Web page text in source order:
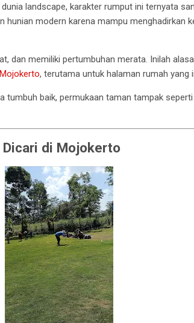
landscape, karakter rumput ini ternyata
hunian modern karena mampu menghadirkan
dan memiliki pertumbuhan merata. Inilah
Mojokerto, terutama untuk halaman rumah yang
tumbuh baik, permukaan taman tampak
Dicari di Mojokerto